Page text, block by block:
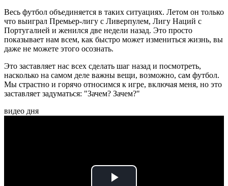
Весь футбол объединяется в таких ситуациях. Летом он только
что выиграл Премьер-лигу с Ливерпулем, Лигу Наций с
Португалией и женился две недели назад. Это просто
показывает нам всем, как быстро может измениться жизнь, вы
даже не можете этого осознать.
Это заставляет нас всех сделать шаг назад и посмотреть,
насколько на самом деле важны вещи, возможно, сам футбол.
Мы страстно и горячо относимся к игре, включая меня, но это
заставляет задуматься: "Зачем? Зачем?"
видео дня